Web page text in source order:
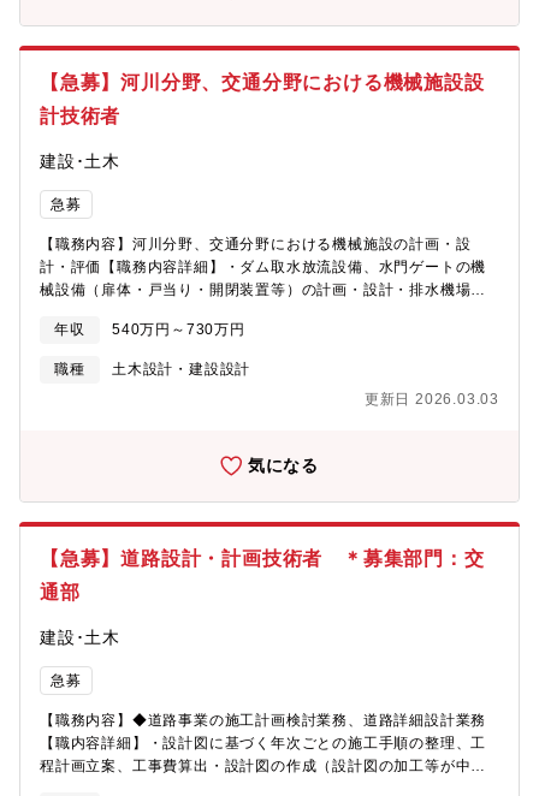
【急募】河川分野、交通分野における機械施設設
計技術者
建設･土木
急募
【職務内容】河川分野、交通分野における機械施設の計画・設
計・評価【職務内容詳細】・ダム取水放流設備、水門ゲートの機
械設備（扉体・戸当り・開閉装置等）の計画・設計・排水機場の
設の計画・設計・機械施設の健全評価、維持管理計画策定など
【こんな方向けの求人】・公共事業の企画段階における業務経験
（建設コンサルタント経験等）や工事の現場代理人など公共事業
の発注者を直接の顧客として接した経験のある方・北海道開発
年収 540万円～730万円
職種
土木設計・建設設計
更新日 2026.03.03
気になる
【急募】道路設計・計画技術者 ＊募集部門：交
通部
建設･土木
急募
【職務内容】◆道路事業の施工計画検討業務、道路詳細設計業務
【職内容詳細】・設計図に基づく年次ごとの施工手順の整理、工
程計画立案、工事費算出・設計図の作成（設計図の加工等が中